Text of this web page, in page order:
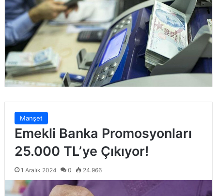
Manşet
Emekli Banka Promosyonları
25.000 TL’ye Çıkıyor!
1 Aralık 2024 0 24.966